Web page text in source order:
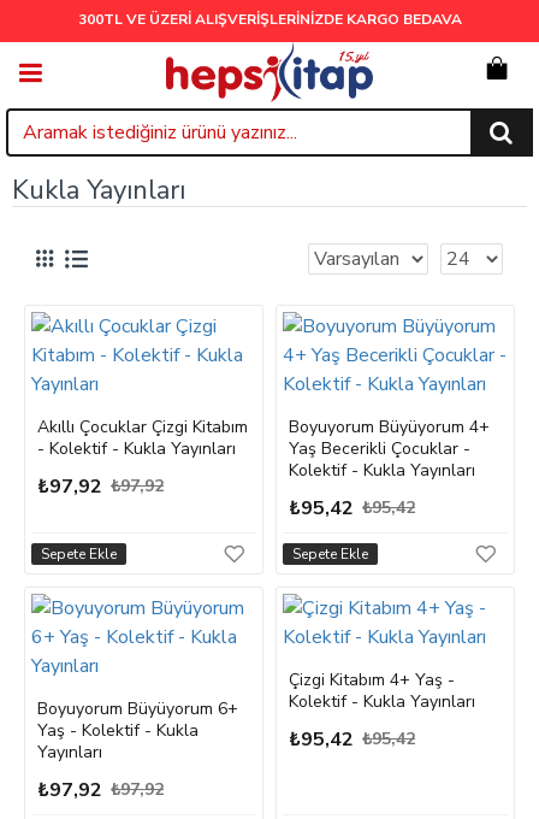
300TL VE ÜZERİ ALIŞVERİŞLERİNİZDE KARGO BEDAVA
Kukla Yayınları
Akıllı Çocuklar Çizgi Kitabım
- Kolektif - Kukla Yayınları
₺97,92 ₺97,92
Sepete Ekle
Boyuyorum Büyüyorum 4+
Yaş Becerikli Çocuklar -
Kolektif - Kukla Yayınları
₺95,42 ₺95,42
Sepete Ekle
Boyuyorum Büyüyorum 6+
Yaş - Kolektif - Kukla
Yayınları
₺97,92 ₺97,92
Çizgi Kitabım 4+ Yaş -
Kolektif - Kukla Yayınları
₺95,42 ₺95,42